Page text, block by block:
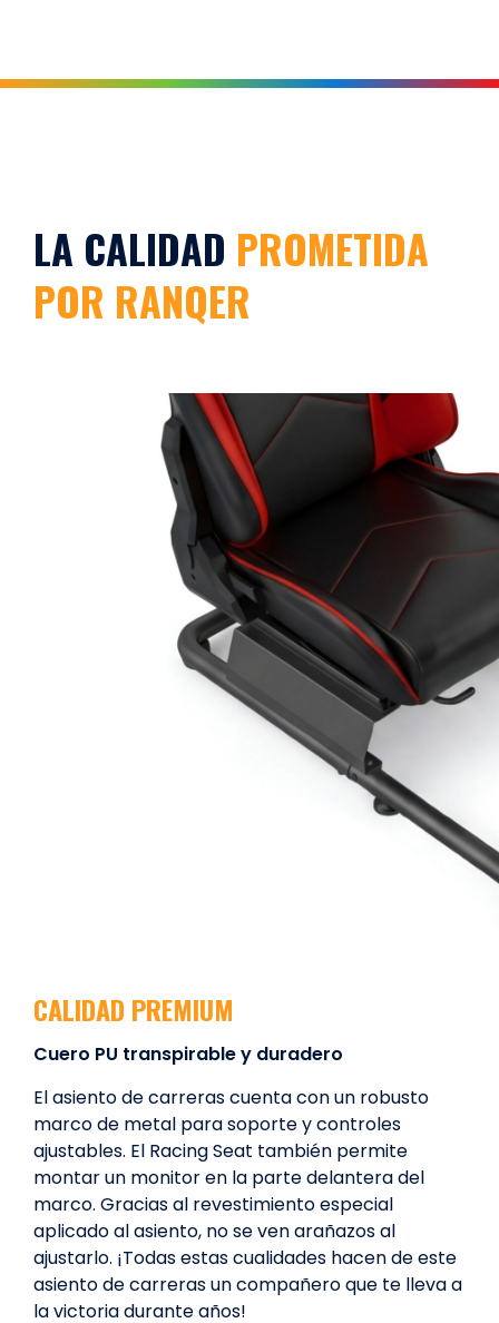
LA CALIDAD PROMETIDA
POR RANQER
CALIDAD PREMIUM
Cuero PU transpirable y duradero
El asiento de carreras cuenta con un robusto
marco de metal para soporte y controles
ajustables. El Racing Seat también permite
montar un monitor en la parte delantera del
marco. Gracias al revestimiento especial
aplicado al asiento, no se ven arañazos al
ajustarlo. ¡Todas estas cualidades hacen de este
asiento de carreras un compañero que te lleva a
la victoria durante años!